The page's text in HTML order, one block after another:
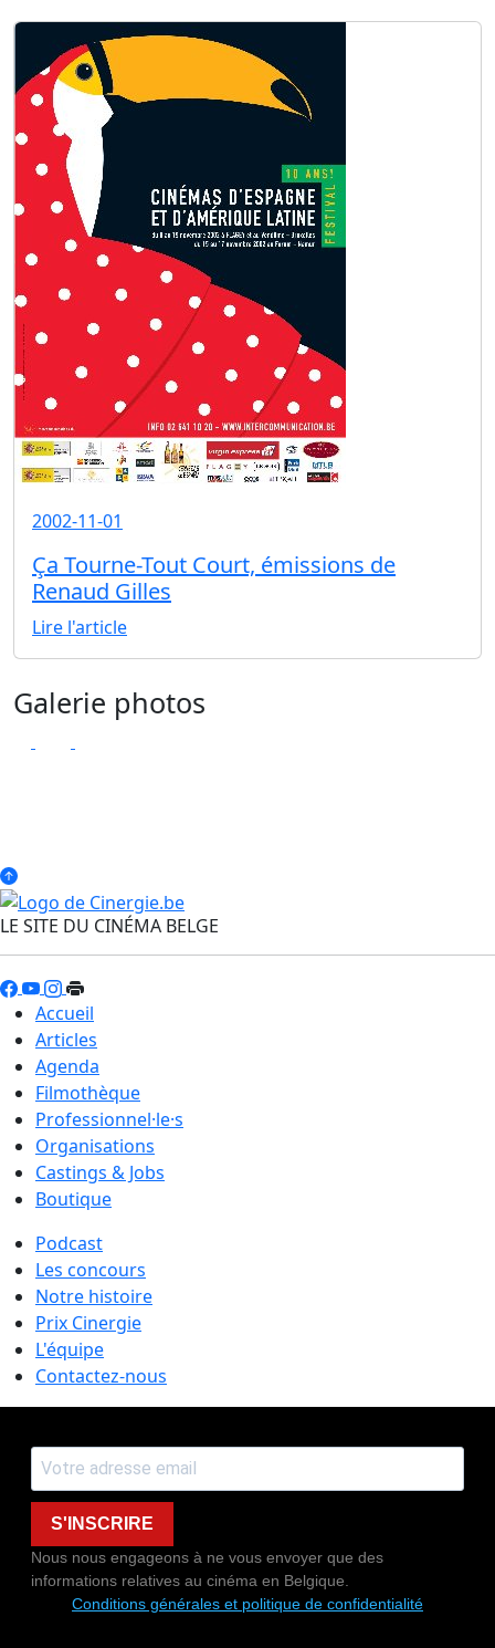
2002-11-01
Ça Tourne-Tout Court, émissions de
Renaud Gilles
Lire l'article
Galerie photos
LE SITE DU CINÉMA BELGE
Accueil
Articles
Agenda
Filmothèque
Professionnel·le·s
Organisations
Castings & Jobs
Boutique
Podcast
Les concours
Notre histoire
Prix Cinergie
L'équipe
Contactez-nous
S'INSCRIRE
Nous nous engageons à ne vous envoyer que des
informations relatives au cinéma en Belgique.
Conditions générales et politique de confidentialité